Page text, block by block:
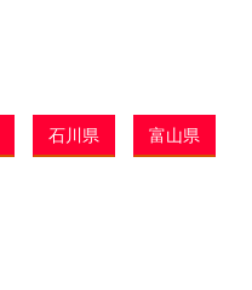
石川県
富山県